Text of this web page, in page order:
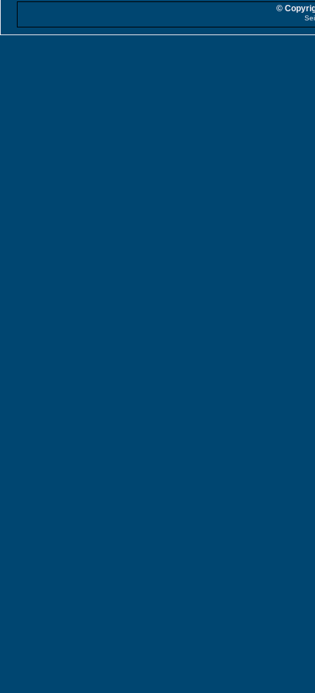
©